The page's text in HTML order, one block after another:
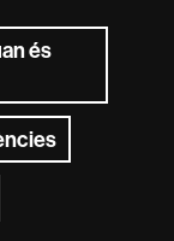
és
i
la societat i
coneixement.
per la qualitat i